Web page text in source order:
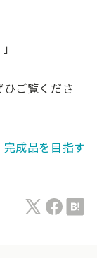
ご覧くださ
成品を目指す